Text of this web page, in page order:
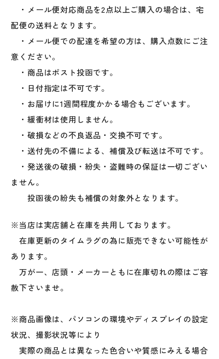
手
用
・メール便対応商品を2点以上ご購入の場合は、宅
配便の送料となります。
・メール便での配達を希望の方は、購入点数にご注
意ください。
・商品はポスト投函です。
・日付指定は不可です。
・お届けに1週間程度かかる場合もございます。
・緩衝材は使用しません。
・破損などの不良返品・交換不可です。
・送付先の不備による、補償及び転送は不可です。
・発送後の破損・紛失・盗難時の保証は一切ござい
ません。
投函後の紛失も補償の対象外となります。
※当店は実店舗と在庫を共用しております。
在庫更新のタイムラグの為に販売できない可能性が
あります。
万が一、店頭・メーカーともに在庫切れの際はご容
赦下さいませ。
※商品画像は、パソコンの環境やディスプレイの設定
状況、撮影状況等により
実際の商品とは異なった色合いや質感にみえる場合